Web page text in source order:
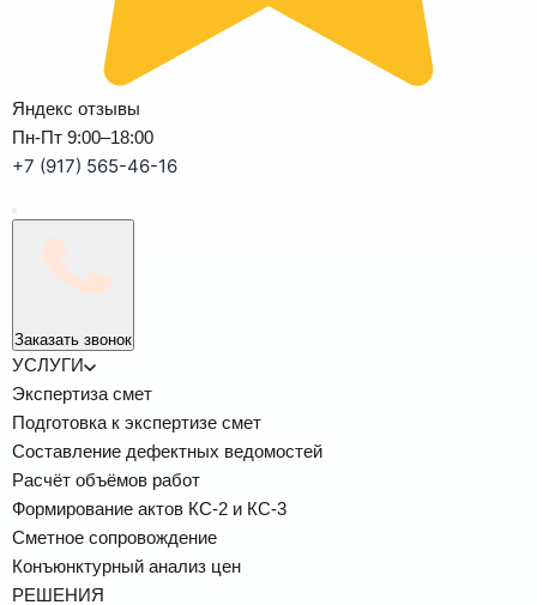
Яндекс отзывы
Пн-Пт 9:00–18:00
+7 (917) 565-46-16
Заказать звонок
УСЛУГИ
Экспертиза смет
Подготовка к экспертизе смет
Составление дефектных ведомостей
Расчёт объёмов работ
Формирование актов КС-2 и КС-3
Сметное сопровождение
Конъюнктурный анализ цен
РЕШЕНИЯ